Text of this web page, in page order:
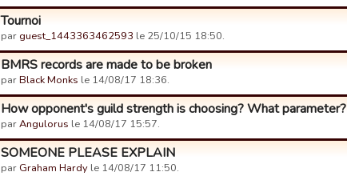
Tournoi
par guest_1443363462593 le 25/10/15 18:50.
BMRS records are made to be broken
parBlack Monks le 14/08/17 18:36.
How opponent's guild strength is choosing? What parameter?
parAngulorus le 14/08/17 15:57.
SOMEONE PLEASE EXPLAIN
par Graham Hardy le 14/08/17 11:50.